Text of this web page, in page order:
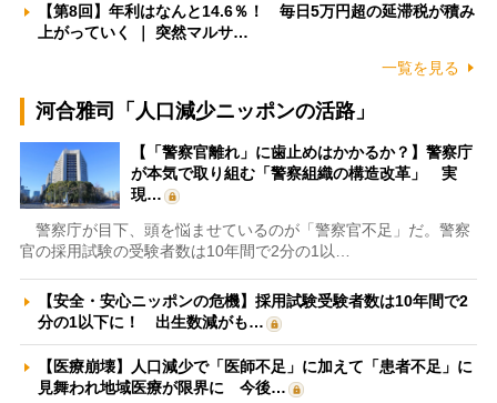
【第8回】年利はなんと14.6％！ 毎日5万円超の延滞税が積み
上がっていく ｜ 突然マルサ…
一覧を見る
河合雅司「人口減少ニッポンの活路」
【「警察官離れ」に歯止めはかかるか？】警察庁
が本気で取り組む「警察組織の構造改革」 実
現…
警察庁が目下、頭を悩ませているのが「警察官不足」だ。警察
官の採用試験の受験者数は10年間で2分の1以…
【安全・安心ニッポンの危機】採用試験受験者数は10年間で2
分の1以下に！ 出生数減がも…
【医療崩壊】人口減少で「医師不足」に加えて「患者不足」に
見舞われ地域医療が限界に 今後…